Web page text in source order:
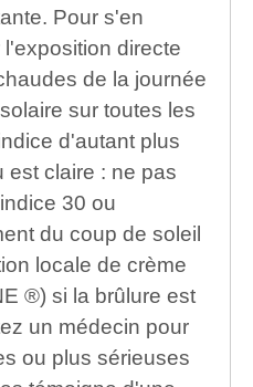
Pour s'en
directe
de la journée
sur toutes les
d'autant plus
est claire : ne pas
30 ou
du coup de soleil
locale de crème
®) si la brûlure est
un médecin pour
ou plus sérieuses